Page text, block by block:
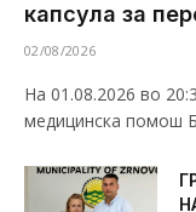
капсула за
02/08/2026
На 01.08.2026 во
медицинска помош